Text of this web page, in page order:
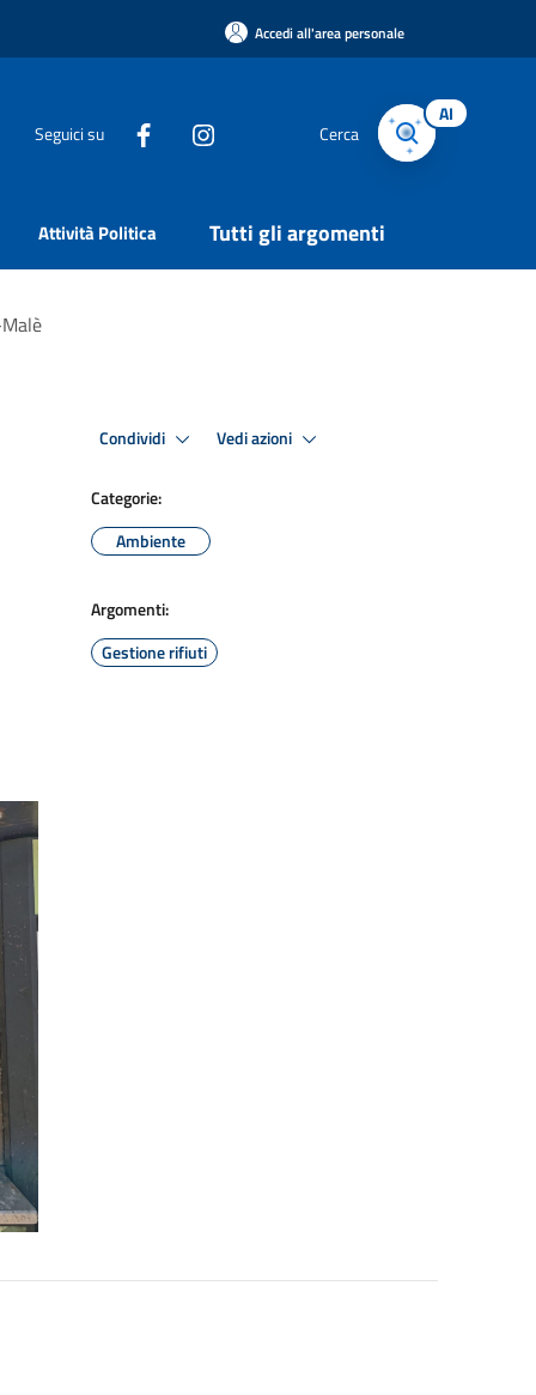
Accedi all'area personale
Seguici su Cerca
AI
Attività Politica Tutti gli argomenti
Condividi Vedi azioni
Categorie:
Ambiente
Argomenti:
Gestione rifiuti